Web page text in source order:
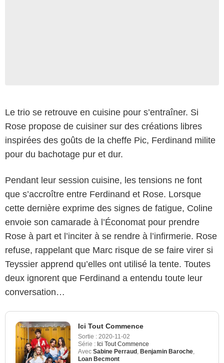
Le trio se retrouve en cuisine pour s’entraîner. Si
Rose propose de cuisiner sur des créations libres
inspirées des goûts de la cheffe Pic, Ferdinand milite
pour du bachotage pur et dur.
Pendant leur session cuisine, les tensions ne font
que s’accroître entre Ferdinand et Rose. Lorsque
cette dernière exprime des signes de fatigue, Coline
envoie son camarade à l’Économat pour prendre
Rose à part et l’inciter à se rendre à l’infirmerie. Rose
refuse, rappelant que Marc risque de se faire virer si
Teyssier apprend qu’elles ont utilisé la tente. Toutes
deux ignorent que Ferdinand a entendu toute leur
conversation…
Ici Tout Commence
Sortie : 2020-11-02
Série : Ici Tout Commence
Avec Sabine Perraud Benjamin Baroche
Loan Becmont